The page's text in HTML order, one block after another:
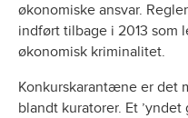
økonomiske ansvar.
indført tilbage i 2013 som
økonomisk kriminalitet.
Konkurskarantæne er det
blandt kuratorer. Et